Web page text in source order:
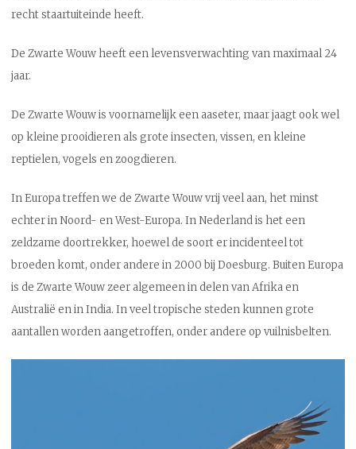
recht staartuiteinde heeft.
De Zwarte Wouw heeft een levensverwachting van maximaal 24
jaar.
De Zwarte Wouw is voornamelijk een aaseter, maar jaagt ook wel
op kleine prooidieren als grote insecten, vissen, en kleine
reptielen, vogels en zoogdieren.
In Europa treffen we de Zwarte Wouw vrij veel aan, het minst
echter in Noord- en West-Europa. In Nederland is het een
zeldzame doortrekker, hoewel de soort er incidenteel tot
broeden komt, onder andere in 2000 bij Doesburg. Buiten Europa
is de Zwarte Wouw zeer algemeen in delen van Afrika en
Australië en in India. In veel tropische steden kunnen grote
aantallen worden aangetroffen, onder andere op vuilnisbelten.